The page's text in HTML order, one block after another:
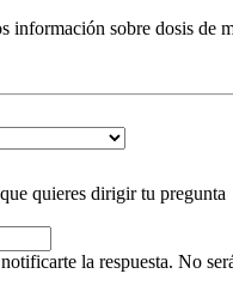
información sobre dosis de
quieres dirigir tu pregunta
la respuesta. No